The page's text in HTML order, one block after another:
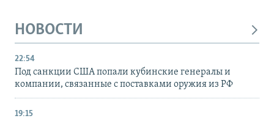
НОВОСТИ
22:54
Под санкции США попали кубинские генералы и
компании, связанные с поставками оружия из РФ
19:15